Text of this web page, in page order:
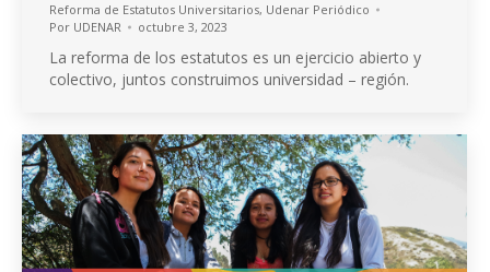
Reforma de Estatutos Universitarios, Udenar Periódico
Por UDENAR octubre 3, 2023
La reforma de los estatutos es un ejercicio abierto y
colectivo, juntos construimos universidad – región.